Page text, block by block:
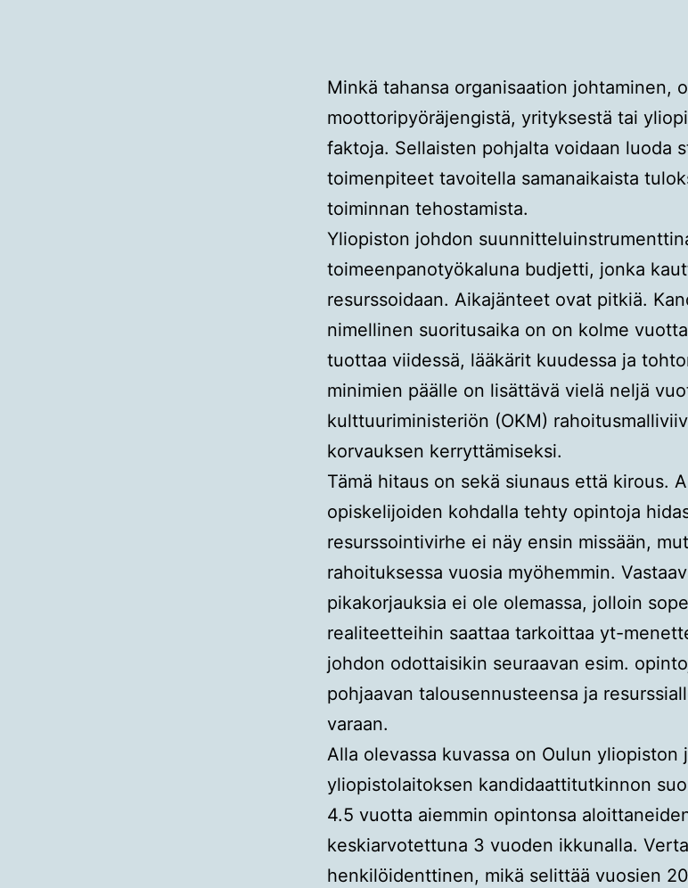
Minkä tahansa organisaation johtaminen,
moottoripyöräjengistä, yrityksestä tai
faktoja. Sellaisten pohjalta voidaan luoda
toimenpiteet tavoitella samanaikaista
toiminnan tehostamista.
Yliopiston johdon
toimeenpanotyökaluna budjetti, jonka
resurssoidaan. Aikajänteet ovat pitkiä.
nimellinen suoritusaika on on kolme
tuottaa viidessä, lääkärit kuudessa ja
minimien päälle on lisättävä vielä neljä
kulttuuriministeriön (OKM)
korvauksen kerryttämiseksi.
Tämä hitaus on sekä siunaus että kirous.
opiskelijoiden kohdalla tehty opintoja
resurssointivirhe ei näy ensin missään,
rahoituksessa vuosia myöhemmin.
pikakorjauksia ei ole olemassa, jolloin
realiteetteihin saattaa tarkoittaa yt-
johdon odottaisikin seuraavan esim.
pohjaavan talousennusteensa ja
varaan.
Alla olevassa kuvassa on Oulun yliopiston
yliopistolaitoksen kandidaattitutkinnon
4.5 vuotta aiemmin opintonsa
keskiarvotettuna 3 vuoden ikkunalla.
henkilöidenttinen, mikä selittää vuosien